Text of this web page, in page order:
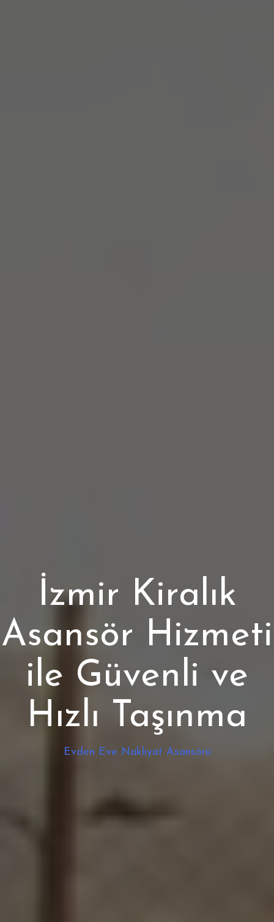
İzmir Kiralık
Asansör Hizmeti
ile Güvenli ve
Hızlı Taşınma
Evden Eve Nakliyat Asansörü